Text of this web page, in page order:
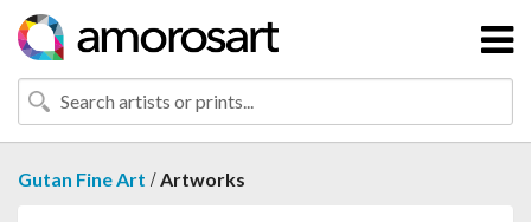
Gutan Fine Art /Artworks